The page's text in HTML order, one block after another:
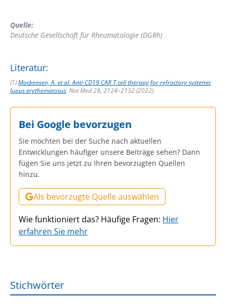
Quelle:
Deutsche Gesellschaft für Rheumatologie (DGRh)
Literatur:
(1)Mackensen, A. et al. Anti-CD19 CAR T cell therapy for refractory systemic
lupus erythematosus. Nat Med 28, 2124–2132 (2022).
Bei Google bevorzugen
Sie möchten bei der Suche nach aktuellen
Entwicklungen häufiger unsere Beiträge sehen? Dann
fügen Sie uns jetzt zu Ihren bevorzugten Quellen
hinzu.
Als bevorzugte Quelle auswählen
Wie funktioniert das? Häufige Fragen: Hier
erfahren Sie mehr
Stichwörter